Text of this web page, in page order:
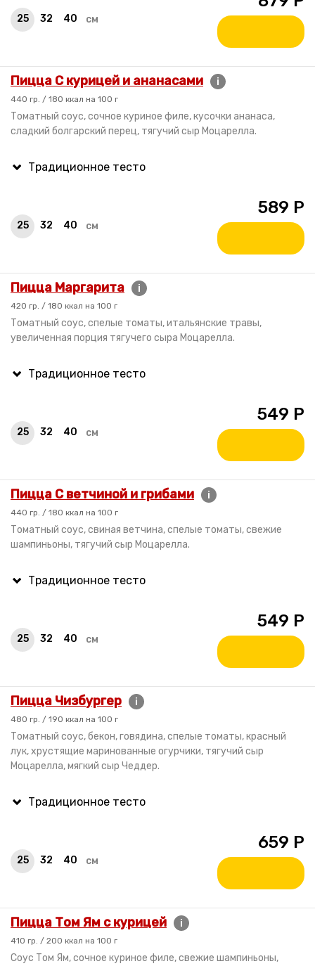
25 32 40 см
Пицца С курицей и ананасами i
440 гр. / 180 ккал на 100 г
Томатный соус, сочное куриное филе, кусочки ананаса,
сладкий болгарский перец, тягучий сыр Моцарелла.
25 32 40 см
589 Р
Пицца Маргарита i
420 гр. / 180 ккал на 100 г
Томатный соус, спелые томаты, итальянские травы,
увеличенная порция тягучего сыра Моцарелла.
25 32 40 см
549 Р
Пицца С ветчиной и грибами i
440 гр. / 180 ккал на 100 г
Томатный соус, свиная ветчина, спелые томаты, свежие
шампиньоны, тягучий сыр Моцарелла.
25 32 40 см
549 Р
Пицца Чизбургер i
480 гр. / 190 ккал на 100 г
Томатный соус, бекон, говядина, спелые томаты, красный
лук, хрустящие маринованные огурчики, тягучий сыр
Моцарелла, мягкий сыр Чеддер.
25 32 40 см
659 Р
Пицца Том Ям с курицей i
410 гр. / 200 ккал на 100 г
Соус Том Ям, сочное куриное филе, свежие шампиньоны,